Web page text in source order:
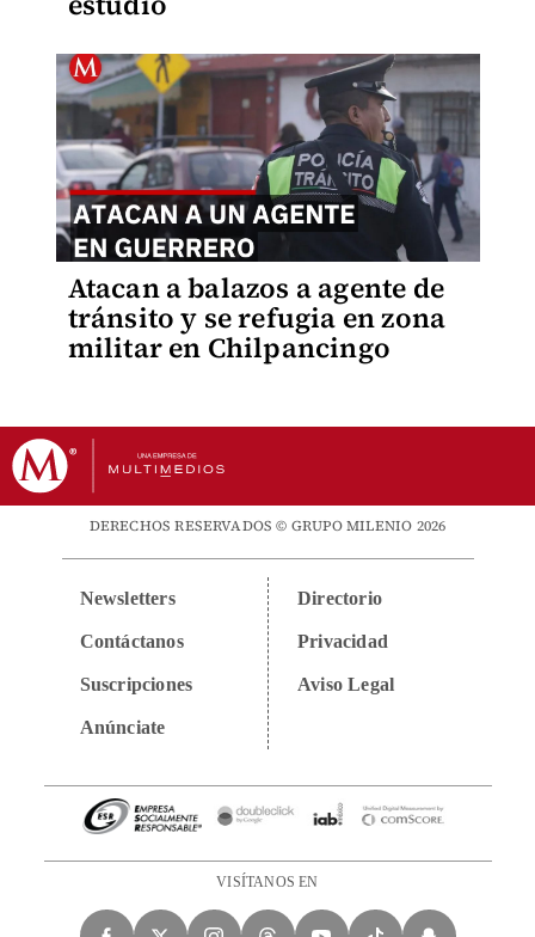
Atacan a balazos a agente de
tránsito y se refugia en zona
militar en Chilpancingo
DERECHOS RESERVADOS © GRUPO MILENIO 2026
Newsletters
Contáctanos
Suscripciones
Anúnciate
Directorio
Privacidad
Aviso Legal
VISÍTANOS EN